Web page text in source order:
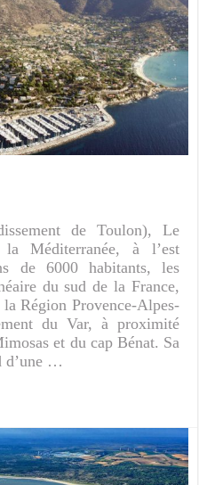
de Toulon), Le
Méditerranée, à l’est
de 6000 habitants, les
du sud de la France,
Région Provence-Alpes-
du Var, à proximité
et du cap Bénat. Sa
d’une …